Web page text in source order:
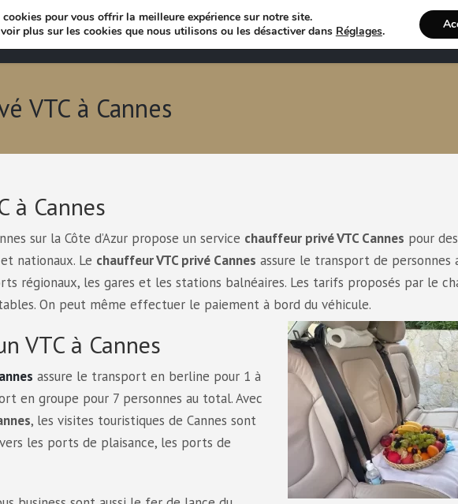
Annuaire VTC
VTC à Cannes
à Cannes
sur la Côte d’Azur propose un service chauffeur privé VTC Cannes pour des
nationaux. Le chauffeur VTC privé Cannes assure le transport de personnes
régionaux, les gares et les stations balnéaires. Les tarifs proposés par le
On peut même effectuer le paiement à bord du véhicule.
VTC à Cannes
assure le transport en berline pour 1 à
en groupe pour 7 personnes au total. Avec
, les visites touristiques de Cannes sont
les ports de plaisance, les ports de
pour vous offrir la meilleure expérience sur notre site.
plus sur les cookies que nous utilisons ou les désactiver dans Réglages.